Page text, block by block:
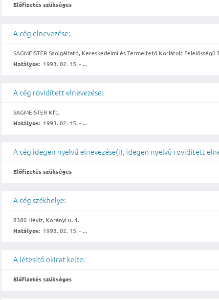
Előfizetés szükséges
A cég elnevezése:
SAGMEISTER Szolgáltató, Kereskedelmi és Termeltető Korlátolt Felelősségű
Hatályos: 1993. 02. 15. - ...
A cég rövidített elnevezése:
SAGMEISTER Kft.
Hatályos: 1993. 02. 15. - ...
A cég idegen nyelvű elnevezése(i), idegen nyelvű rövidített
Előfizetés szükséges
A cég székhelye:
8380 Hévíz, Korányi u. 4.
Hatályos: 1993. 02. 15. - ...
A létesítő okirat kelte:
Előfizetés szükséges